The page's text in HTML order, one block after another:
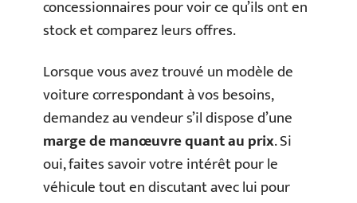
concessionnaires pour voir ce qu’ils ont en
stock et comparez leurs offres.
Lorsque vous avez trouvé un modèle de
voiture correspondant à vos besoins,
demandez au vendeur s’il dispose d’une
marge de manœuvre quant au prix. Si
oui, faites savoir votre intérêt pour le
véhicule tout en discutant avec lui pour